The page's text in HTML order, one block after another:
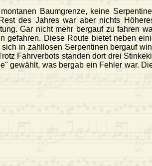
Baumgrenze, keine
des Jahres war aber nichts
Gar nicht mehr bergauf zu fahren
gefahren. Diese Route bietet neben
in zahllosen Serpentinen bergauf
Fahrverbots standen dort drei
gewählt, was bergab ein Fehler war.